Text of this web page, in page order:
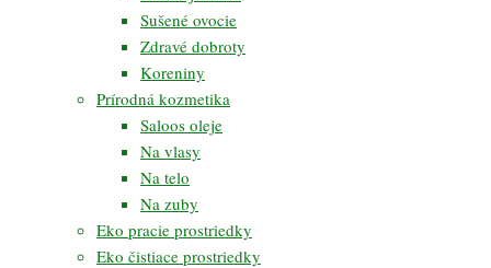
Sušené ovocie
Zdravé dobroty
Koreniny
Prírodná kozmetika
Saloos oleje
Na vlasy
Na telo
Na zuby
Eko pracie prostriedky
Eko čistiace prostriedky